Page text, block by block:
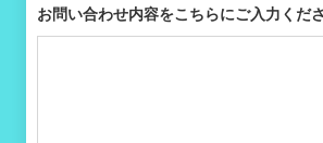
お問い合わせ内容をこちらにご入力くだ